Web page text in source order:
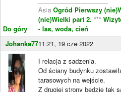
Do góry
Asia Ogród Pierwszy
(nie)Wielki part 2. ***
- las, woda, cień
Johanka7711:21, 19 cze 2022
I relacja z sadzenia.
Od ściany budynku
tarasowych na wejście.
Z drugiej strony będzie tak